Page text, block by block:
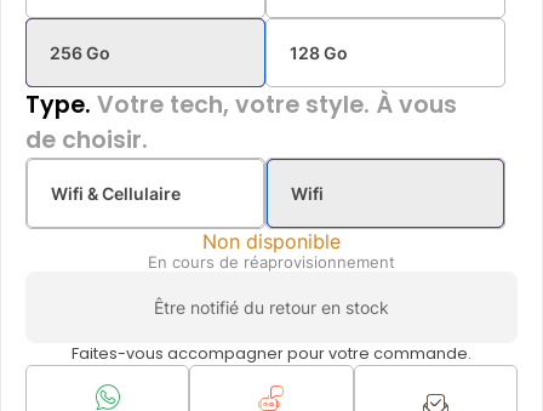
256 Go 128 Go
Type. Votre tech, votre style. À vous
de choisir.
Wifi & Cellulaire Wifi
Non disponible
En cours de réaprovisionnement
Être notifié du retour en stock
Faites-vous accompagner pour votre commande.